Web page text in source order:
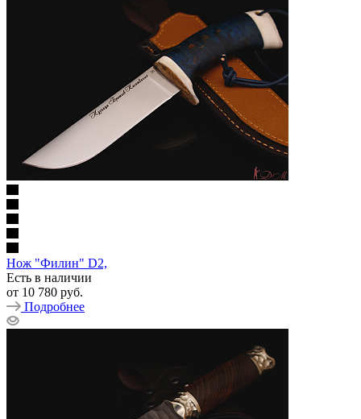
Нож "Филин" D2,
Есть в наличии
от 10 780 руб.
Подробнее